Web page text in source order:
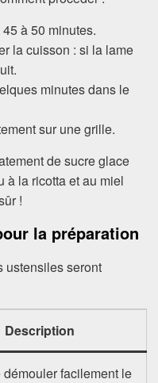
à 50 minutes.
la cuisson : si la lame
minutes dans le
sur une grille.
de sucre glace
à la ricotta et au miel
!
la préparation
ustensiles seront
Description
démouler facilement le